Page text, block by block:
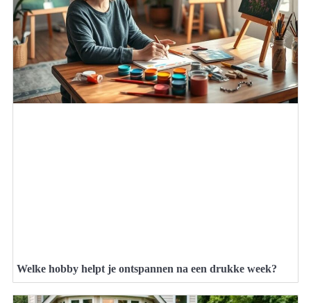
Welke hobby helpt je ontspannen na een drukke week?